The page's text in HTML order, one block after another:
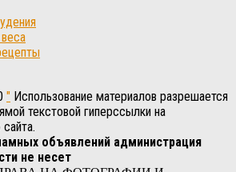
" Использование материалов разрешается
текстовой гиперссылки на
объявлений администрация
не несет